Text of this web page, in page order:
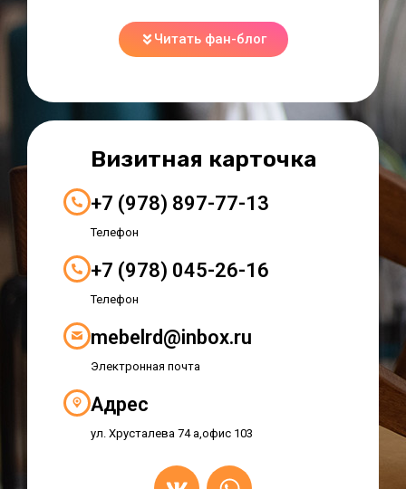
Читать фан-блог
Визитная карточка
+7 (978) 897-77-13
Телефон
+7 (978) 045-26-16
Телефон
mebelrd@inbox.ru
Электронная почта
Адрес
ул. Хрусталева 74 а,офис 103